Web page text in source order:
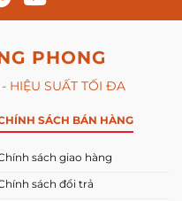
PHONG
HIỆU SUẤT TỐI ĐA
SÁCH BÁN HÀNG
sách giao hàng
sách đổi trả